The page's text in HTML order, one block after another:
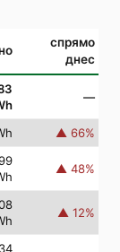
спрямо
днес
—
▲ 66%
▲ 48%
▲ 12%